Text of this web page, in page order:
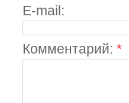
E-mail:
Комментарий: *